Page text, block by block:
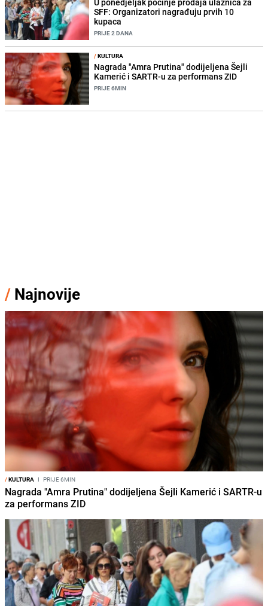
SFF: Organizatori nagrađuju prvih 10
kupaca
PRIJE 2 DANA
/KULTURA
Nagrada "Amra Prutina" dodijeljena Šejli
Kamerić i SARTR-u za performans ZID
PRIJE 6MIN
/ Najnovije
/KULTURA I PRIJE 6MIN
Nagrada "Amra Prutina" dodijeljena Šejli Kamerić i SARTR-u
za performans ZID